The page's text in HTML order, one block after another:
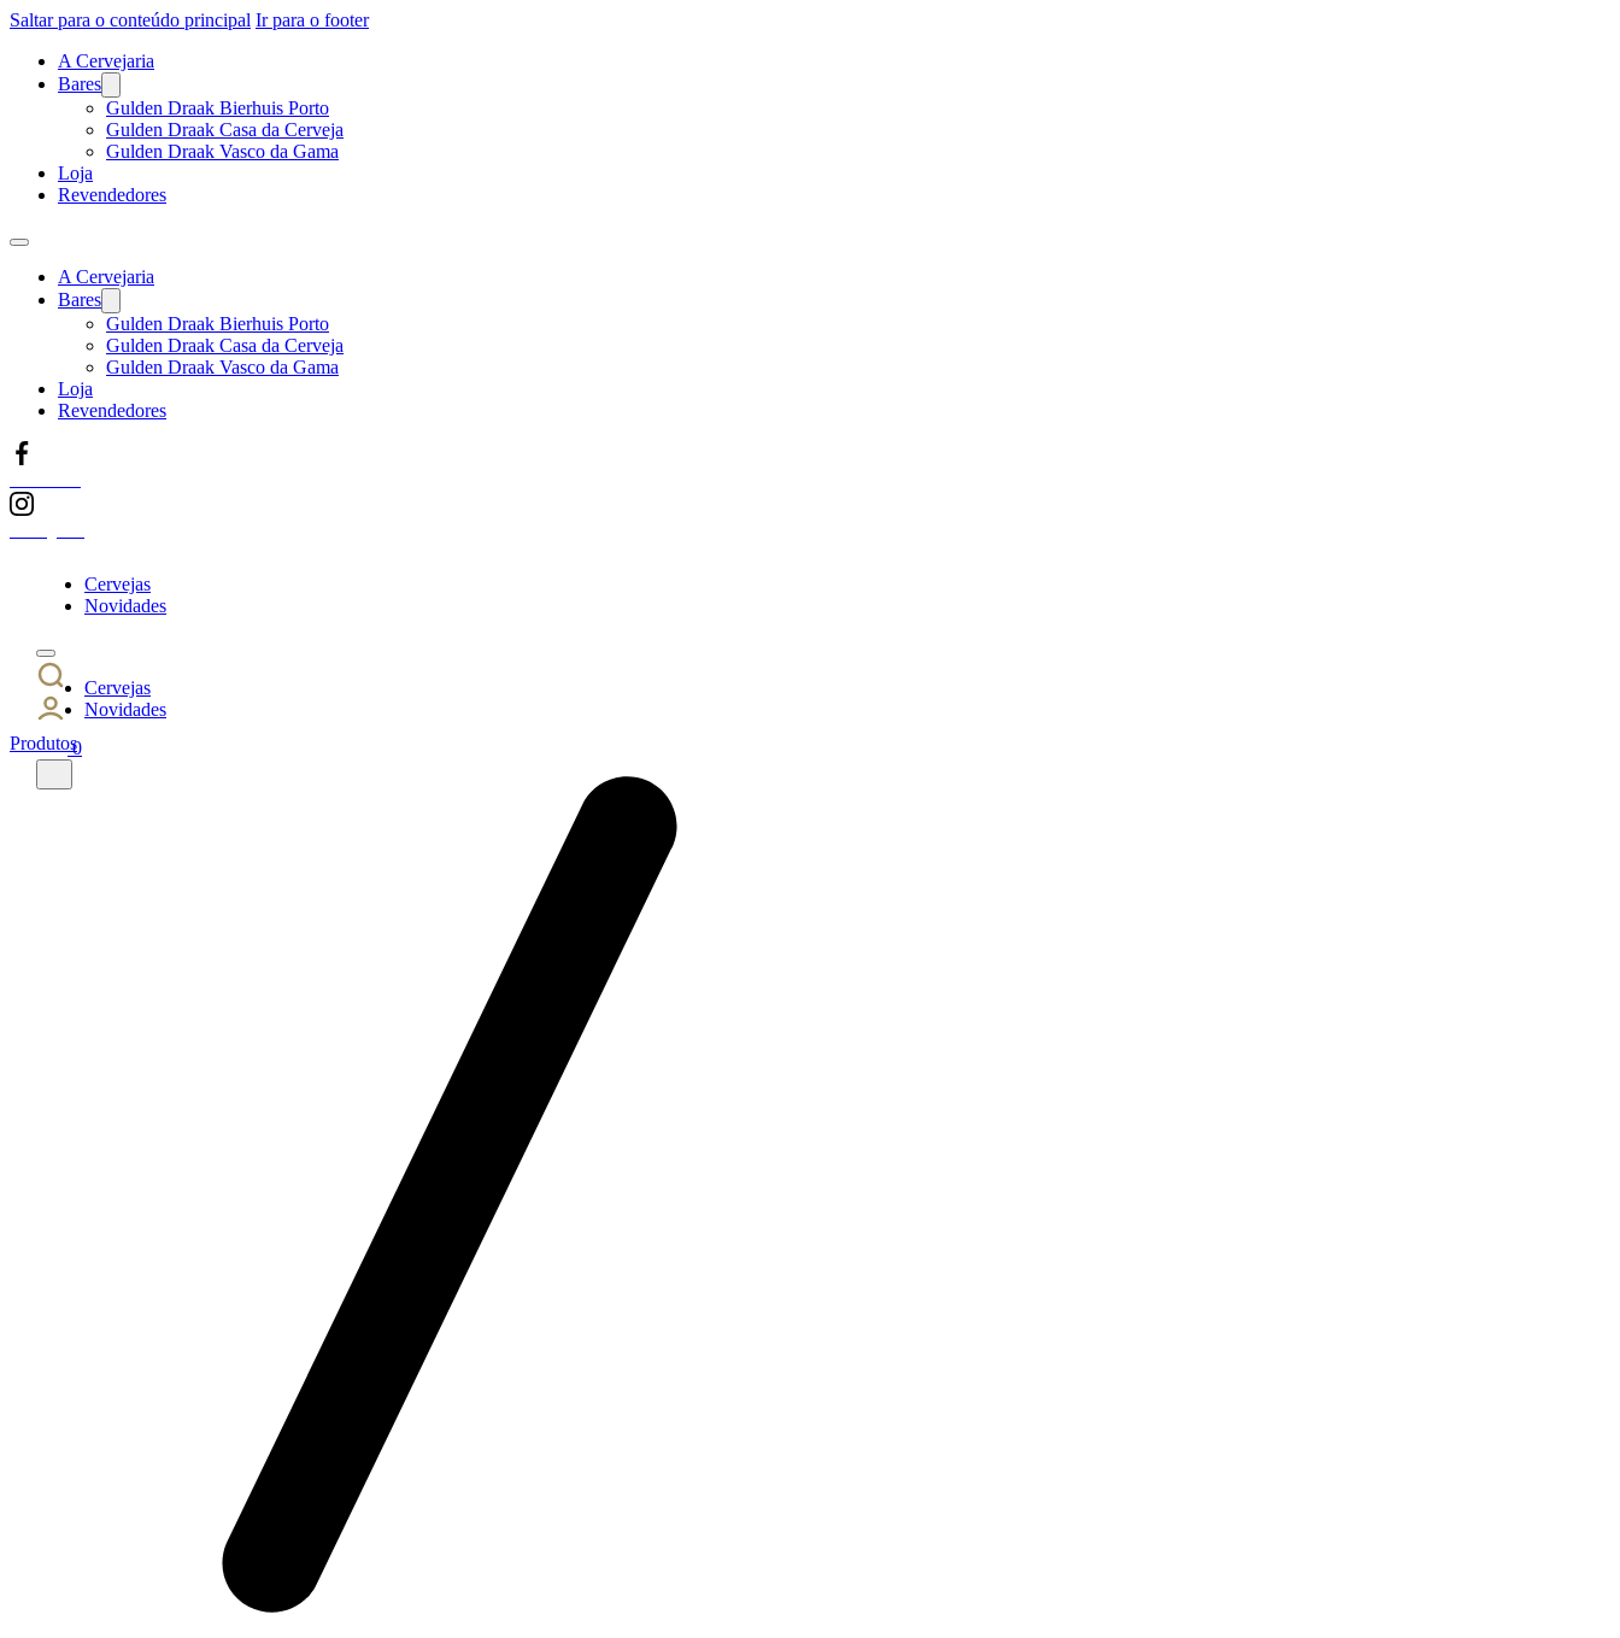
Saltar para o conteúdo principal Ir para o footer
A Cervejaria
Bares
Gulden Draak Bierhuis Porto
Gulden Draak Casa da Cerveja
Gulden Draak Vasco da Gama
Loja
Revendedores
A Cervejaria
Bares
Gulden Draak Bierhuis Porto
Gulden Draak Casa da Cerveja
Gulden Draak Vasco da Gama
Loja
Revendedores
Cervejas
Novidades
Cervejas
Novidades
0
Produtos